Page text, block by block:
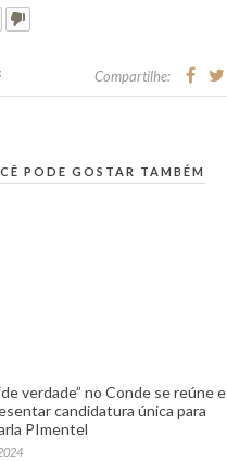
Compartilhe:
PODE GOSTAR TAMBÉM
verdade” no Conde se reúne e
candidatura única para
PImentel